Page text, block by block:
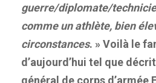
guerre/diplomate/
comme un athlète, bien
circonstances. » Voilà le
d’aujourd’hui tel que
général de corps d’armée